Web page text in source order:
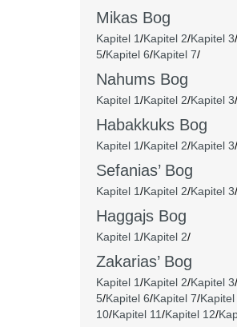
Mikas Bog
Kapitel 1/Kapitel 2/Kapitel 3/
5/Kapitel 6/Kapitel 7/
Nahums Bog
Kapitel 1/Kapitel 2/Kapitel 3/
Habakkuks Bog
Kapitel 1/Kapitel 2/Kapitel 3/
Sefanias’ Bog
Kapitel 1/Kapitel 2/Kapitel 3/
Haggajs Bog
Kapitel 1/Kapitel 2/
Zakarias’ Bog
Kapitel 1/Kapitel 2/Kapitel 3/
5/Kapitel 6/Kapitel 7/Kapitel
10/Kapitel 11/Kapitel 12/